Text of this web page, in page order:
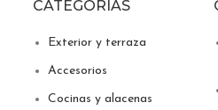
CATEGORÍAS
Exterior y terraza
Accesorios
Cocinas y alacenas